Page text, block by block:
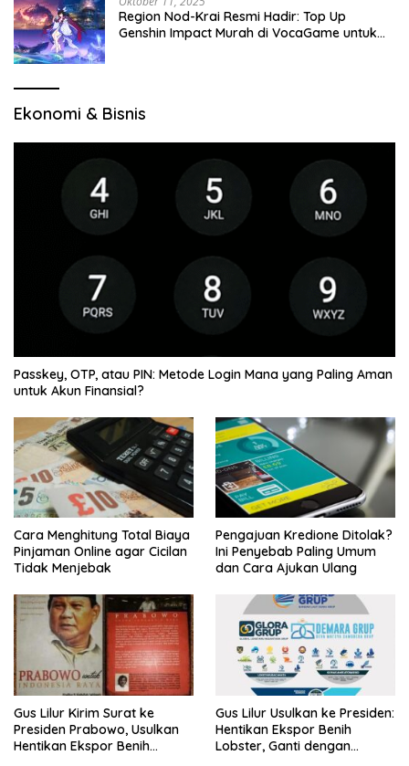
Region Nod-Krai Resmi Hadir: Top Up
Genshin Impact Murah di VocaGame untuk
Ekonomi & Bisnis
Passkey, OTP, atau PIN: Metode Login Mana yang Paling Aman
untuk Akun Finansial?
Cara Menghitung Total Biaya
Pinjaman Online agar Cicilan
Tidak Menjebak
Pengajuan Kredione Ditolak?
Ini Penyebab Paling Umum
dan Cara Ajukan Ulang
Gus Lilur Kirim Surat ke
Presiden Prabowo, Usulkan
Hentikan Ekspor Benih
Gus Lilur Usulkan ke Presiden:
Hentikan Ekspor Benih
Lobster, Ganti dengan